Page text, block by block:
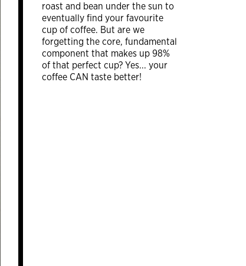
roast and bean under the sun to
eventually find your favourite
cup of coffee. But are we
forgetting the core, fundamental
component that makes up 98%
of that perfect cup? Yes... your
coffee CAN taste better!